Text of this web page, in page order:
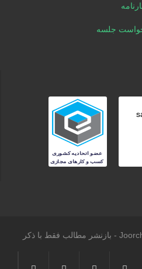
جلسه
Joorchin Digital Marketing Agency - بازنشر مطالب فقط با ذکر